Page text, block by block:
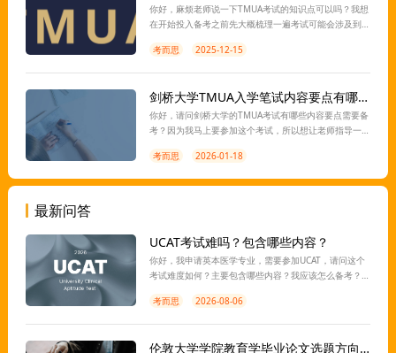
你好，麻烦老师说一下TMUA考试的知识点可以吗？我想
在开始投入备考之前先大概梳理一遍考试可能会涉及到
前谢谢老师啦！
考而思 2025-12-15
剑桥大学TMUA入学笔试内容要点有哪些？
你好，请问剑桥大学的TMUA考试有哪些内容要点需要备
考？因为我马上要参加这个考试，所以想让老师指导一
考而思
2026-01-18
最新问答
UCAT考试难吗？包含哪些内容？
你好，我申请英本医学专业，需要参加UCAT，请问这个
考试难度如何？主要包含哪些内容？我应该怎么备考？
考而思
2026-08-06
伦敦大学学院教育学毕业论文选题方向有推荐吗？